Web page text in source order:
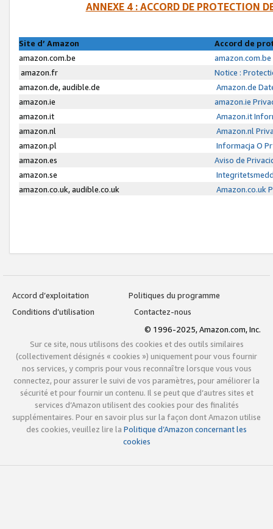
ANNEXE 4 : ACCORD DE PROTECTION
Site d’ Amazon
Accord de
amazon.com.be
amazon.fr
Notice :
amazon.de, audible.de
Amazon.de
amazon.ie
amazon.ie
amazon.it
Amazon.it
amazon.nl
Amazon.nl
amazon.pl
Informacja O
amazon.es
Aviso de
amazon.se
amazon.co.uk, audible.co.uk
Amazon.co.uk
Accord d’exploitation
Politiques du programme
Conditions d’utilisation
Contactez-nous
© 1996-2025, Amazon.com, Inc.
Sur ce site, nous utilisons des cookies et des outils similaires
(collectivement désignés « cookies ») uniquement pour vous fournir
nos services, y compris pour vous reconnaître lorsque vous vous
connectez, pour assurer le suivi de vos paramètres, pour améliorer la
sécurité et pour fournir un contenu. Il se peut que d’autres sites et
services d’Amazon utilisent des cookies pour des finalités
supplémentaires. Pour en savoir plus sur la façon dont Amazon utilise
des cookies, veuillez lire la Politique d’Amazon concernant les
cookies